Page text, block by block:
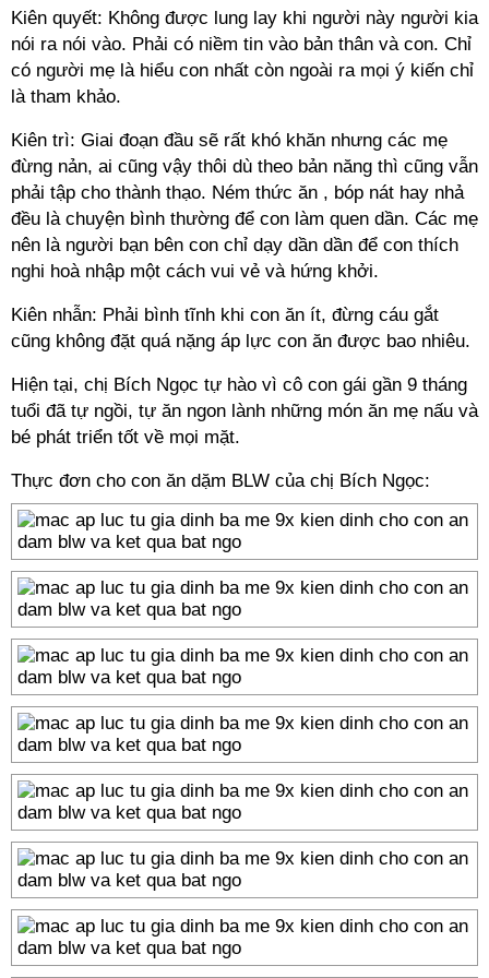
Kiên quyết: Không được lung lay khi người này người kia
nói ra nói vào. Phải có niềm tin vào bản thân và con. Chỉ
có người mẹ là hiểu con nhất còn ngoài ra mọi ý kiến chỉ
là tham khảo.
Kiên trì: Giai đoạn đầu sẽ rất khó khăn nhưng các mẹ
đừng nản, ai cũng vậy thôi dù theo bản năng thì cũng vẫn
phải tập cho thành thạo. Ném thức ăn , bóp nát hay nhả
đều là chuyện bình thường để con làm quen dần. Các mẹ
nên là người bạn bên con chỉ dạy dần dần để con thích
nghi hoà nhập một cách vui vẻ và hứng khởi.
Kiên nhẫn: Phải bình tĩnh khi con ăn ít, đừng cáu gắt
cũng không đặt quá nặng áp lực con ăn được bao nhiêu.
Hiện tại, chị Bích Ngọc tự hào vì cô con gái gần 9 tháng
tuổi đã tự ngồi, tự ăn ngon lành những món ăn mẹ nấu và
bé phát triển tốt về mọi mặt.
Thực đơn cho con ăn dặm BLW của chị Bích Ngọc: